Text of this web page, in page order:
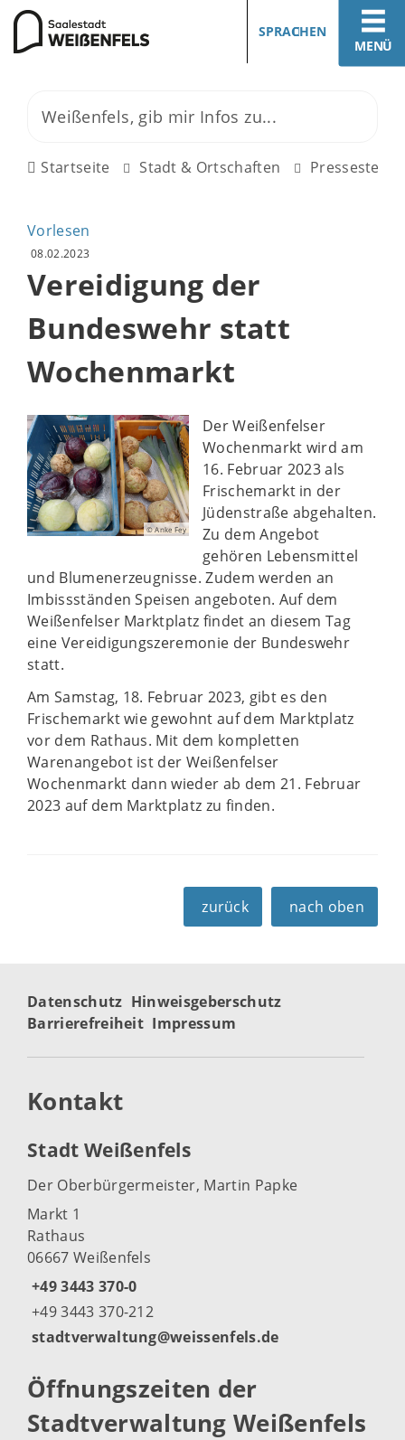
MENÜ
SPRACHEN
Startseite Stadt & Ortschaften Pressestelle
Vorlesen
08.02.2023
Vereidigung der
Bundeswehr statt
Wochenmarkt
© Anke Fey
Der Weißenfelser
Wochenmarkt wird am
16. Februar 2023 als
Frischemarkt in der
Jüdenstraße abgehalten.
Zu dem Angebot
gehören Lebensmittel
und Blumenerzeugnisse. Zudem werden an
Imbissständen Speisen angeboten. Auf dem
Weißenfelser Marktplatz findet an diesem Tag
eine Vereidigungszeremonie der Bundeswehr
statt.
Am Samstag, 18. Februar 2023, gibt es den
Frischemarkt wie gewohnt auf dem Marktplatz
vor dem Rathaus. Mit dem kompletten
Warenangebot ist der Weißenfelser
Wochenmarkt dann wieder ab dem 21. Februar
2023 auf dem Marktplatz zu finden.
zurück nach oben
Datenschutz Hinweisgeberschutz
Barrierefreiheit Impressum
Kontakt
Stadt Weißenfels
Der Oberbürgermeister, Martin Papke
Markt 1
Rathaus
06667 Weißenfels
+49 3443 370-0
+49 3443 370-212
stadtverwaltung@weissenfels.de
Öffnungszeiten der
Stadtverwaltung Weißenfels